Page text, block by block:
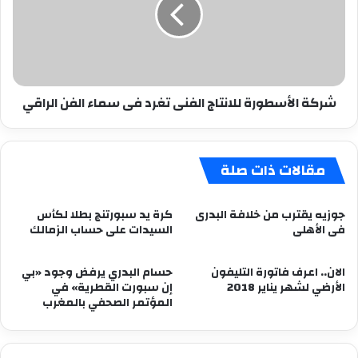
الراقي
شركة الأسطورة للانتاج الفنى تغرد فى سماء الفن الراقي
مقالات ذات صلة
جوزيه يقترب من خلافة البدرى
فى الأهلى
كرة يد سبورتنج بطلا لكأس
السيدات على حساب الزمالك
الان.. اعرف فاتورة التليفون
الأرضي لشهر يناير 2018
حسام البدري يرفض وجود «بي
إن سبورت القطرية» في
المؤتمر الصحفي بالمغرب